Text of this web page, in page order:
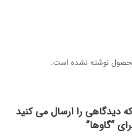
نوشته نشده است.
دیدگاهی را ارسال می کنید
“گاوها”